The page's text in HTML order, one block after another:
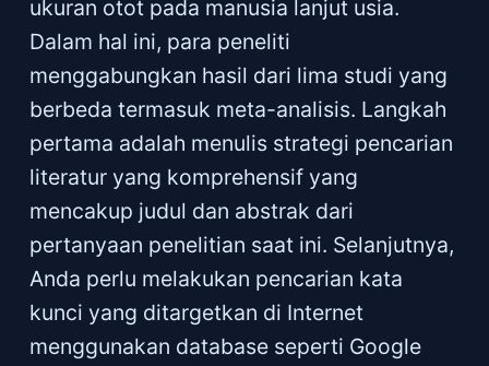
ukuran otot pada manusia lanjut usia.
Dalam hal ini, para peneliti
menggabungkan hasil dari lima studi yang
berbeda termasuk meta-analisis. Langkah
pertama adalah menulis strategi pencarian
literatur yang komprehensif yang
mencakup judul dan abstrak dari
pertanyaan penelitian saat ini. Selanjutnya,
Anda perlu melakukan pencarian kata
kunci yang ditargetkan di Internet
menggunakan database seperti Google